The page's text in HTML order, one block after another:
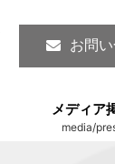
お問
メディア
media/